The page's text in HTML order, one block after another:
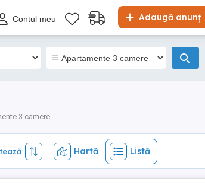
Adaugă anunț
Contul meu
3 camere
Hartă Listă
Hartă Listă